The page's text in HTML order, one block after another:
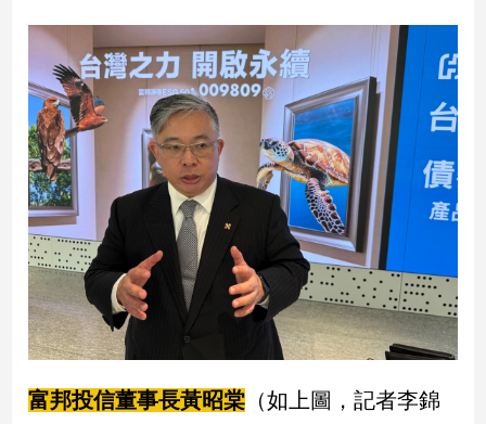
專
南
台
灣
觀
點
南
台
灣
觀
點
富邦投信董事長黃昭棠 （如上圖，記者李錦